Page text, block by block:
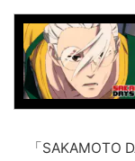
「SAKAMOTO